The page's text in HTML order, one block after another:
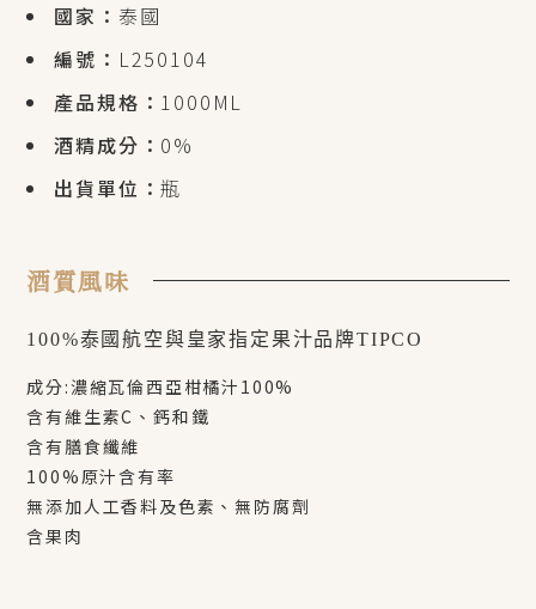
國家： 泰國
編號： L250104
產品規格： 1000ML
酒精成分： 0%
出貨單位：瓶
酒質風味
100%泰國航空與皇家指定果汁品牌TIPCO
成分:濃縮瓦倫西亞柑橘汁100%
含有維生素C、鈣和鐵
含有膳食纖維
100%原汁含有率
無添加人工香料及色素、無防腐劑
含果肉